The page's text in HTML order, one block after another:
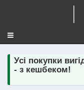
Toggle
navigation
Усі покупки
- з кешбеком!